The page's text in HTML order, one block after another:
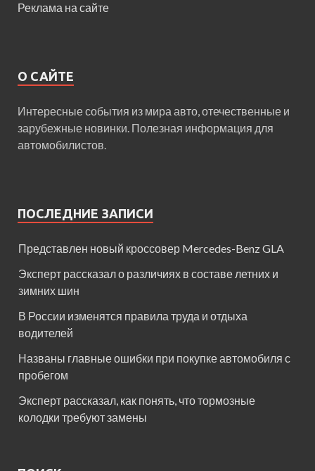
Реклама на сайте
О САЙТЕ
Интересные события из мира авто, отечественные и
зарубежные новинки. Полезная информация для
автомобилистов.
ПОСЛЕДНИЕ ЗАПИСИ
Представлен новый кроссовер Mercedes-Benz GLA
Эксперт рассказал о различиях в составе летних и
зимних шин
В России изменятся правила труда и отдыха
водителей
Названы главные ошибки при покупке автомобиля с
пробегом
Эксперт рассказал, как понять, что тормозные
колодки требуют замены